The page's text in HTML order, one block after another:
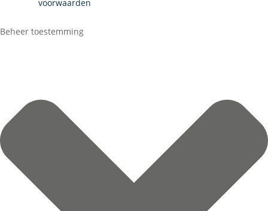
voorwaarden
Beheer toestemming